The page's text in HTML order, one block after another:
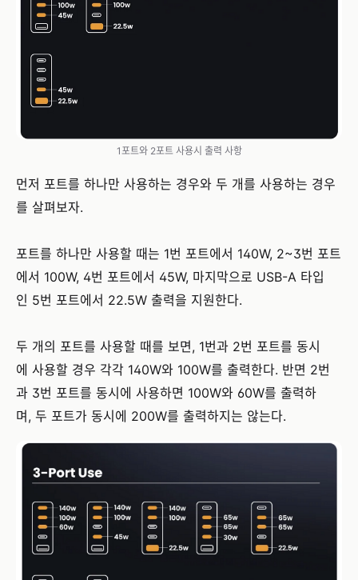
1포트와 2포트 사용시 출력 사항
먼저 포트를 하나만 사용하는 경우와 두 개를 사용하는 경우
를 살펴보자.
포트를 하나만 사용할 때는 1번 포트에서 140W, 2~3번 포트
에서 100W, 4번 포트에서 45W, 마지막으로 USB-A 타입
인 5번 포트에서 22.5W 출력을 지원한다.
두 개의 포트를 사용할 때를 보면, 1번과 2번 포트를 동시
에 사용할 경우 각각 140W와 100W를 출력한다. 반면 2번
과 3번 포트를 동시에 사용하면 100W와 60W를 출력하
며, 두 포트가 동시에 200W를 출력하지는 않는다.